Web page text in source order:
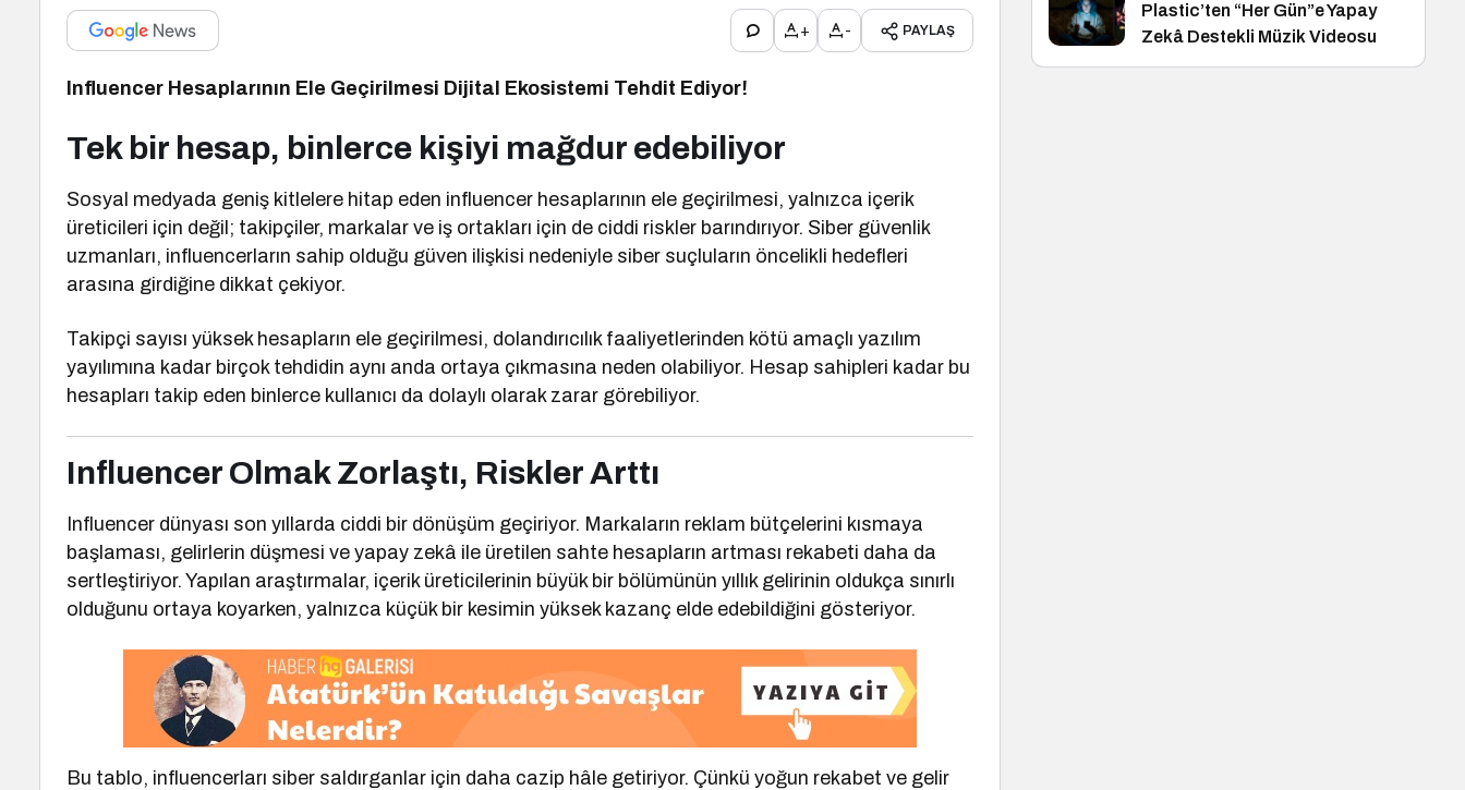
+ - PAYLAŞ
Influencer Hesaplarının Ele Geçirilmesi Dijital Ekosistemi Tehdit Ediyor!
Tek bir hesap, binlerce kişiyi mağdur edebiliyor
Sosyal medyada geniş kitlelere hitap eden influencer hesaplarının ele geçirilmesi, yalnızca içerik
üreticileri için değil; takipçiler, markalar ve iş ortakları için de ciddi riskler barındırıyor. Siber güvenlik
uzmanları, influencerların sahip olduğu güven ilişkisi nedeniyle siber suçluların öncelikli hedefleri
arasına girdiğine dikkat çekiyor.
Takipçi sayısı yüksek hesapların ele geçirilmesi, dolandırıcılık faaliyetlerinden kötü amaçlı yazılım
yayılımına kadar birçok tehdidin aynı anda ortaya çıkmasına neden olabiliyor. Hesap sahipleri kadar bu
hesapları takip eden binlerce kullanıcı da dolaylı olarak zarar görebiliyor.
Influencer Olmak Zorlaştı, Riskler Arttı
Influencer dünyası son yıllarda ciddi bir dönüşüm geçiriyor. Markaların reklam bütçelerini kısmaya
başlaması, gelirlerin düşmesi ve yapay zekâ ile üretilen sahte hesapların artması rekabeti daha da
sertleştiriyor. Yapılan araştırmalar, içerik üreticilerinin büyük bir bölümünün yıllık gelirinin oldukça sınırlı
olduğunu ortaya koyarken, yalnızca küçük bir kesimin yüksek kazanç elde edebildiğini gösteriyor.
Bu tablo, influencerları siber saldırganlar için daha cazip hâle getiriyor. Çünkü yoğun rekabet ve gelir
Plastic’ten “Her Gün”e Yapay
Zekâ Destekli Müzik Videosu